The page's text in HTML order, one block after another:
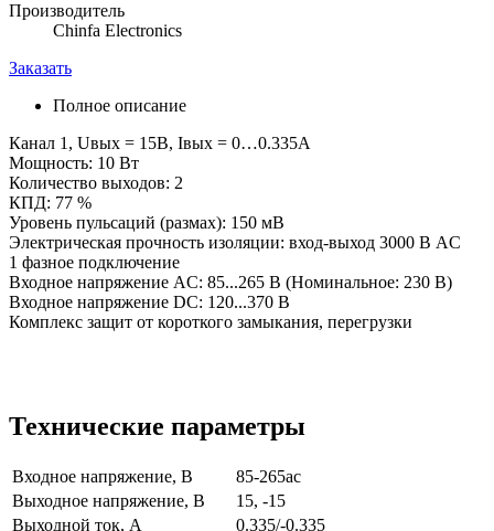
Производитель
Chinfa Electronics
Заказать
Полное описание
Канал 1, Uвых = 15В, Iвых = 0…0.335А
Мощность: 10 Вт
Количество выходов: 2
КПД: 77 %
Уровень пульсаций (размах): 150 мВ
Электрическая прочность изоляции: вход-выход 3000 В AC
1 фазное подключение
Входное напряжение AC: 85...265 В (Номинальное: 230 В)
Входное напряжение DC: 120...370 В
Комплекс защит от короткого замыкания, перегрузки
Технические параметры
Входное напряжение, В
85-265ac
Выходное напряжение, В
15, -15
Выходной ток, А
0.335/-0.335